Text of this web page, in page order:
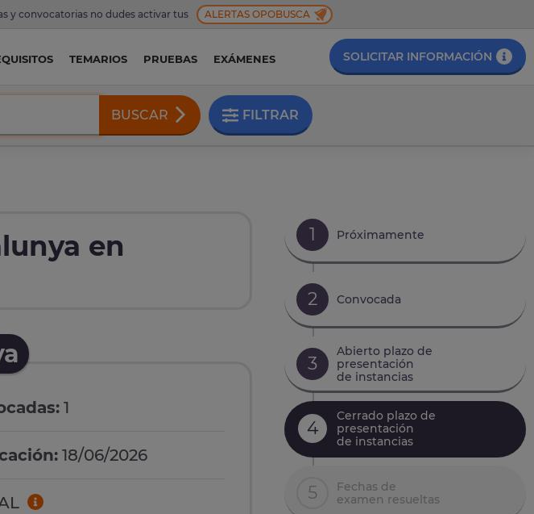
y convocatorias no dudes activar tus ALERTAS OPOBUSCA
TEMARIOS PRUEBAS EXÁMENES SOLICITAR INFORMACIÓN
BUSCAR FILTRAR
en
1
18/06/2026
1 Próximamente
2 Convocada
3
Abierto plazo de
presentación
de instancias
4
Cerrado plazo de
presentación
de instancias
5
Fechas de
examen resueltas